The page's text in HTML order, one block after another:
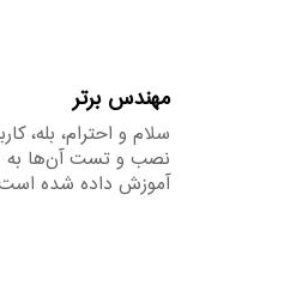
مهندس برتر
سلام و احترام، بله،
نصب و تست آن‌ها به
آموزش داده شده